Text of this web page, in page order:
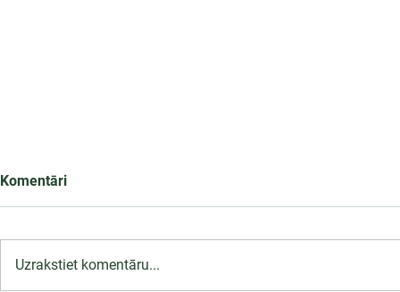
Komentāri
Uzrakstiet komentāru...